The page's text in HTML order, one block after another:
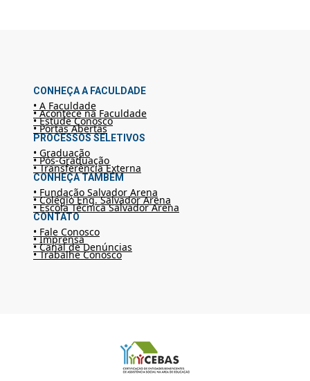
CONHEÇA A FACULDADE
• A Faculdade
• Acontece na Faculdade
• Estude Conosco
• Portas Abertas
PROCESSOS SELETIVOS
• Graduação
• Pós-Graduação
• Transferência Externa
CONHEÇA TAMBÉM
• Fundação Salvador Arena
• Colégio Eng. Salvador Arena
• Escola Técnica Salvador Arena
CONTATO
• Fale Conosco
• Imprensa
• Canal de Denúncias
• Trabalhe Conosco